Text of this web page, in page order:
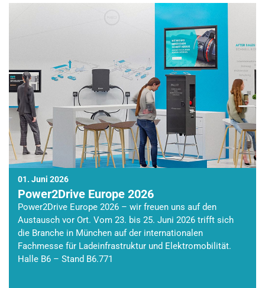
01. Juni 2026
Power2Drive Europe 2026
Power2Drive Europe 2026 – wir freuen uns auf den
Austausch vor Ort. Vom 23. bis 25. Juni 2026 trifft sich
die Branche in München auf der internationalen
Fachmesse für Ladeinfrastruktur und Elektromobilität.
Halle B6 – Stand B6.771